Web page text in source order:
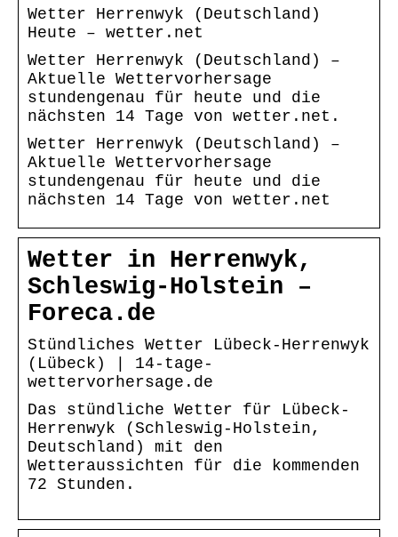
Wetter Herrenwyk (Deutschland)
Heute – wetter.net
Wetter Herrenwyk (Deutschland) –
Aktuelle Wettervorhersage
stundengenau für heute und die
nächsten 14 Tage von wetter.net.
Wetter Herrenwyk (Deutschland) –
Aktuelle Wettervorhersage
stundengenau für heute und die
nächsten 14 Tage von wetter.net
Wetter in Herrenwyk,
Schleswig-Holstein –
Foreca.de
Stündliches Wetter Lübeck-Herrenwyk
(Lübeck) | 14-tage-
wettervorhersage.de
Das stündliche Wetter für Lübeck-
Herrenwyk (Schleswig-Holstein,
Deutschland) mit den
Wetteraussichten für die kommenden
72 Stunden.